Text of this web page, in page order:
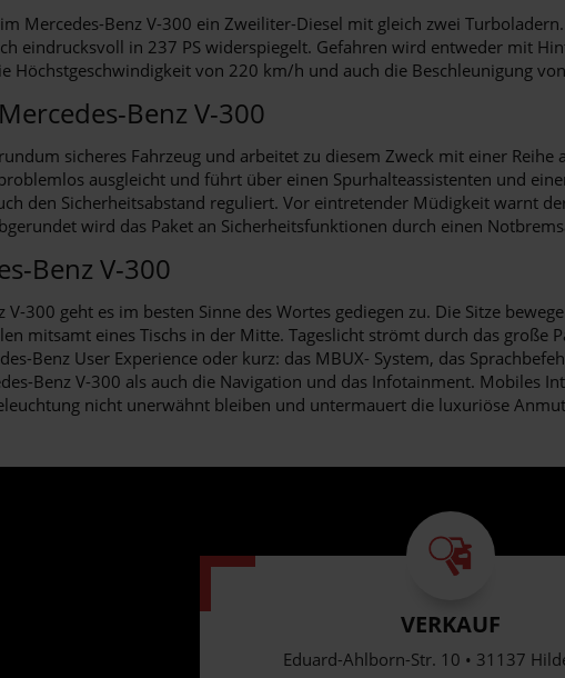
Mercedes-Benz V-300 ein Zweiliter-Diesel mit gleich zwei
eindrucksvoll in 237 PS widerspiegelt. Gefahren wird entweder mit
Höchstgeschwindigkeit von 220 km/h und auch die Beschleunigung
Benz V-300
sicheres Fahrzeug und arbeitet zu diesem Zweck mit einer
ausgleicht und führt über einen Spurhalteassistenten und
den Sicherheitsabstand reguliert. Vor eintretender Müdigkeit warnt
wird das Paket an Sicherheitsfunktionen durch einen
Benz V-300
300 geht es im besten Sinne des Wortes gediegen zu. Die Sitze
mitsamt eines Tischs in der Mitte. Tageslicht strömt durch das
Benz User Experience oder kurz: das MBUX- System, das
Benz V-300 als auch die Navigation und das Infotainment. Mobiles
nicht unerwähnt bleiben und untermauert die luxuriöse
VERKAUF
Eduard-Ahlborn-Str. 10 • 31137